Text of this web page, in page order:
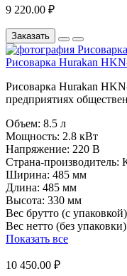
9 220.00 ₽
Заказать
Рисоварка Hurakan
Рисоварка Hurakan
предприятиях
Объем: 8.5 л
Мощность: 2.8 кВт
Напряжение: 220 В
Страна-производитель:
Ширина: 485 мм
Длина: 485 мм
Высота: 330 мм
Вес брутто (с
Вес нетто (без
Показать все
10 450.00 ₽